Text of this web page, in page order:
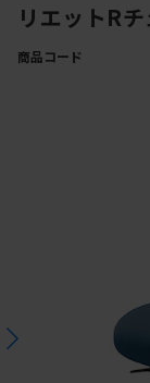
リエットR
商品コード